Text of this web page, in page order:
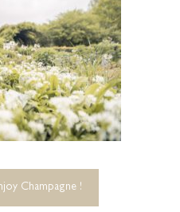
Champagne !